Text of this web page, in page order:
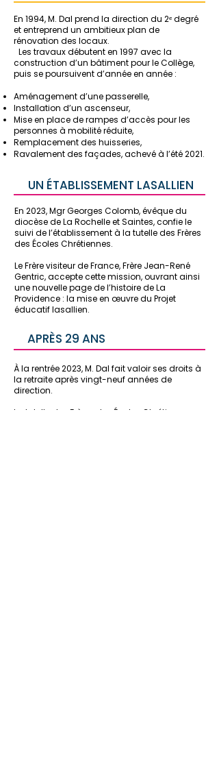
En 1994, M. Dal prend la direction du 2ᵉ degré
et entreprend un ambitieux plan de
rénovation des locaux.
Les travaux débutent en 1997 avec la
construction d’un bâtiment pour le Collège,
puis se poursuivent d’année en année :
Aménagement d’une passerelle,
Installation d’un ascenseur,
Mise en place de rampes d’accès pour les
personnes à mobilité réduite,
Remplacement des huisseries,
Ravalement des façades, achevé à l’été 2021.
UN ÉTABLISSEMENT LASALLIEN
En 2023, Mgr Georges Colomb, évêque du
diocèse de La Rochelle et Saintes, confie le
suivi de l’établissement à la tutelle des Frères
des Écoles Chrétiennes.
Le Frère visiteur de France, Frère Jean-René
Gentric, accepte cette mission, ouvrant ainsi
une nouvelle page de l’histoire de La
Providence : la mise en œuvre du Projet
éducatif lasallien.
APRÈS 29 ANS
À la rentrée 2023, M. Dal fait valoir ses droits à
la retraite après vingt-neuf années de
direction.
La tutelle des Frères des Écoles Chrétiennes